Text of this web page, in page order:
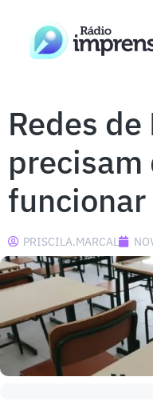
Redes
precisam
PRISCILA.MARCAL